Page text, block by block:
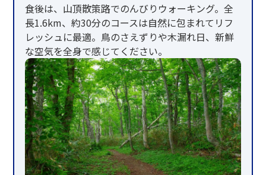
食後は、山頂散策路でのんびりウォーキング。全
長1.6km、約30分のコースは自然に包まれてリフ
レッシュに最適。鳥のさえずりや木漏れ日、新鮮
な空気を全身で感じてください。